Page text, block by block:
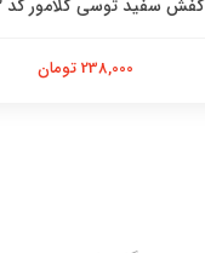
کفش سفید توسی گلامور کد 6023
238,000 تومان